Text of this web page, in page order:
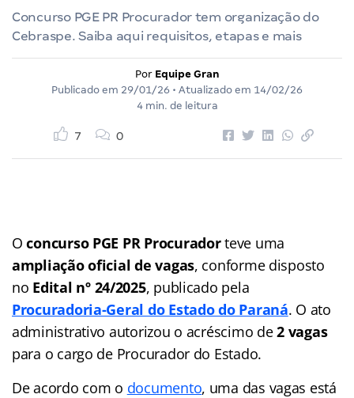
Concurso PGE PR Procurador tem organização do
Cebraspe. Saiba aqui requisitos, etapas e mais
Por Equipe Gran
Publicado em 29/01/26 • Atualizado em 14/02/26
4 min. de leitura
7 0
Oconcurso PGE PR Procuradorteve uma
ampliação oficial de vagas, conforme disposto
no Edital nº 24/2025, publicado pela
Procuradoria-Geral do Estado do Paraná. O ato
administrativo autorizou o acréscimo de2 vagas
para o cargo de Procurador do Estado.
De acordo com o documento, uma das vagas está